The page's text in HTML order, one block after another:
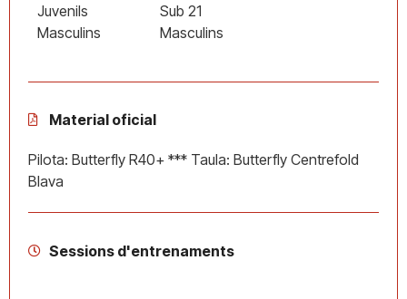
Juvenils
Masculins
Sub 21
Masculins
Material oficial
Pilota: Butterfly R40+ *** Taula: Butterfly Centrefold
Blava
Sessions d'entrenaments